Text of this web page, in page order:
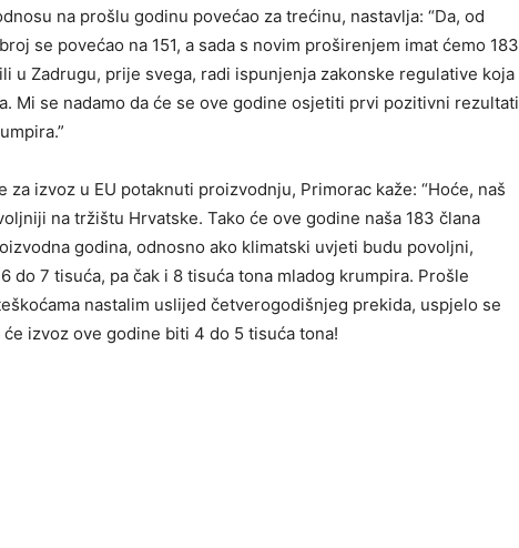
na prošlu godinu povećao za trećinu, nastavlja: “Da, od
se povećao na 151, a sada s novim proširenjem imat ćemo 183
u Zadrugu, prije svega, radi ispunjenja zakonske regulative koja
Mi se nadamo da će se ove godine osjetiti prvi pozitivni rezultati
za izvoz u EU potaknuti proizvodnju, Primorac kaže: “Hoće, naš
na tržištu Hrvatske. Tako će ove godine naša 183 člana
godina, odnosno ako klimatski uvjeti budu povoljni,
do 7 tisuća, pa čak i 8 tisuća tona mladog krumpira. Prošle
nastalim uslijed četverogodišnjeg prekida, uspjelo se
izvoz ove godine biti 4 do 5 tisuća tona!